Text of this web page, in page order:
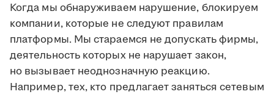
Когда мы обнаруживаем нарушение, блокируем
компании, которые не следуют правилам
платформы. Мы стараемся не допускать фирмы,
деятельность которых не нарушает закон,
но вызывает неоднозначную реакцию.
Например, тех, кто предлагает заняться сетевым